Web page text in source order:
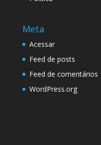
Meta
Acessar
Feed de posts
Feed de comentários
WordPress.org